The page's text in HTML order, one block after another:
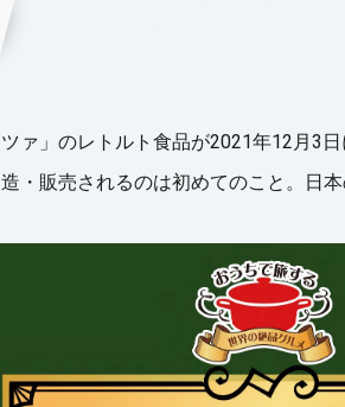
ァ」のレトルト食品が2021年12月3
・販売されるのは初めてのこと。日